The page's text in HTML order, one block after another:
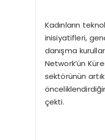
Kadınların
inisiyatifleri,
danışma
Network’ün
sektörünün
çekti.